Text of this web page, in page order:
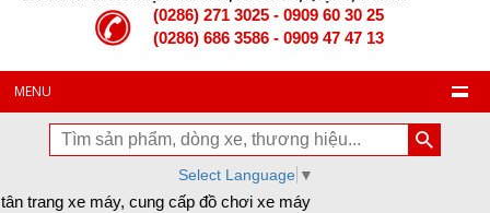
(0286) 271 3025 - 0909 60 30 25
(0286) 686 3586 - 0909 47 47 13
MENU
Select Language ▼
máy, cung cấp đồ chơi xe máy